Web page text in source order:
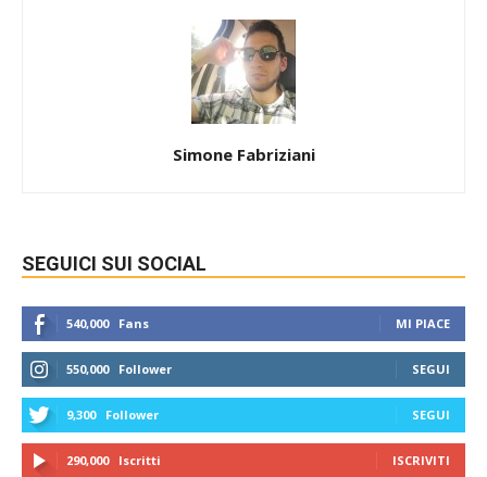
Simone Fabriziani
SEGUICI SUI SOCIAL
540,000 Fans MI PIACE
550,000 Follower SEGUI
9,300 Follower SEGUI
290,000 Iscritti ISCRIVITI